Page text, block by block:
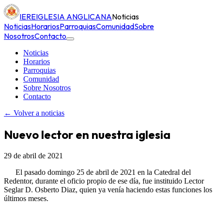
IEREIGLESIA ANGLICANANoticias
NoticiasHorariosParroquiasComunidadSobre
NosotrosContacto
Noticias
Horarios
Parroquias
Comunidad
Sobre Nosotros
Contacto
← Volver a noticias
Nuevo lector en nuestra iglesia
29 de abril de 2021
El pasado domingo 25 de abril de 2021 en la Catedral del
Redentor, durante el oficio propio de ese día, fue instituido Lector
Seglar D. Osberto Diaz, quien ya venía haciendo estas funciones los
últimos meses.